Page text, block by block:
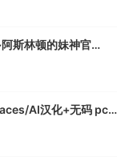
斯林顿的妹神官